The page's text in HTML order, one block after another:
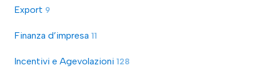
Export 9
Finanza d’impresa 11
Incentivi e Agevolazioni 128